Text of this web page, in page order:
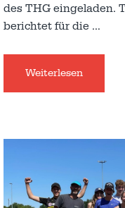
des THG eingeladen.
berichtet für die …
Weiterlesen